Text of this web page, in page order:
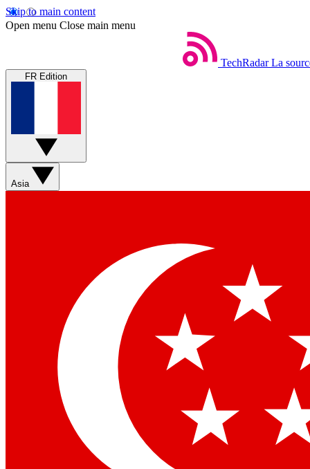
Skip to main content
Open menu Close main menu
TechRadar La
FR Edition
Asia